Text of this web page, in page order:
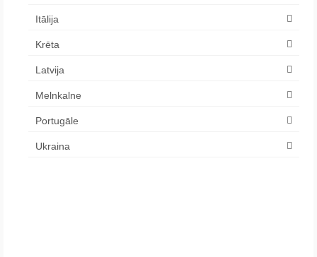
Itālija
Krēta
Latvija
Melnkalne
Portugāle
Ukraina